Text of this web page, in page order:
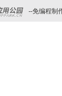
--免编程制